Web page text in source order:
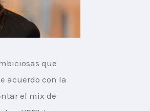
que
acuerdo con la
el mix de